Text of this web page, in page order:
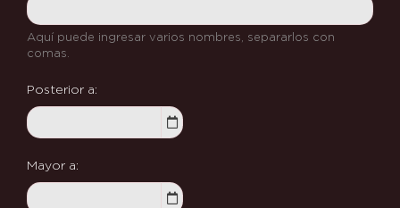
Aquí puede ingresar varios nombres, separarlos con
comas.
Posterior a
Mayor a